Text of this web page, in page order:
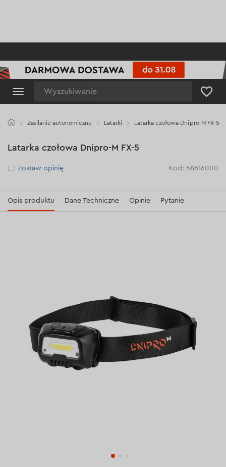
Zasilanie autonomiczne Latarki Latarka czołowa Dnipro-M FX-5
Latarka czołowa Dnipro-M FX-5
Рейтинг
Zostaw opinię Kod: 58616000
Opis produktu Dane Techniczne Opinie Pytanie